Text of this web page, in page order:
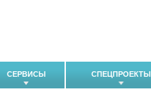
СЕРВИСЫ СПЕЦПРОЕКТЫ